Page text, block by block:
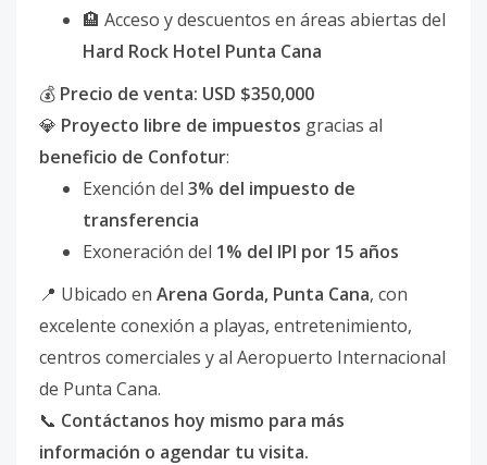
🏨 Acceso y descuentos en áreas abiertas del
Hard Rock Hotel Punta Cana
💰 Precio de venta: USD $350,000
💎 Proyecto libre de impuestos gracias al
beneficio de Confotur:
Exención del 3% del impuesto de
transferencia
Exoneración del 1% del IPI por 15 años
📍 Ubicado en Arena Gorda, Punta Cana, con
excelente conexión a playas, entretenimiento,
centros comerciales y al Aeropuerto Internacional
de Punta Cana.
📞 Contáctanos hoy mismo para más
información o agendar tu visita.